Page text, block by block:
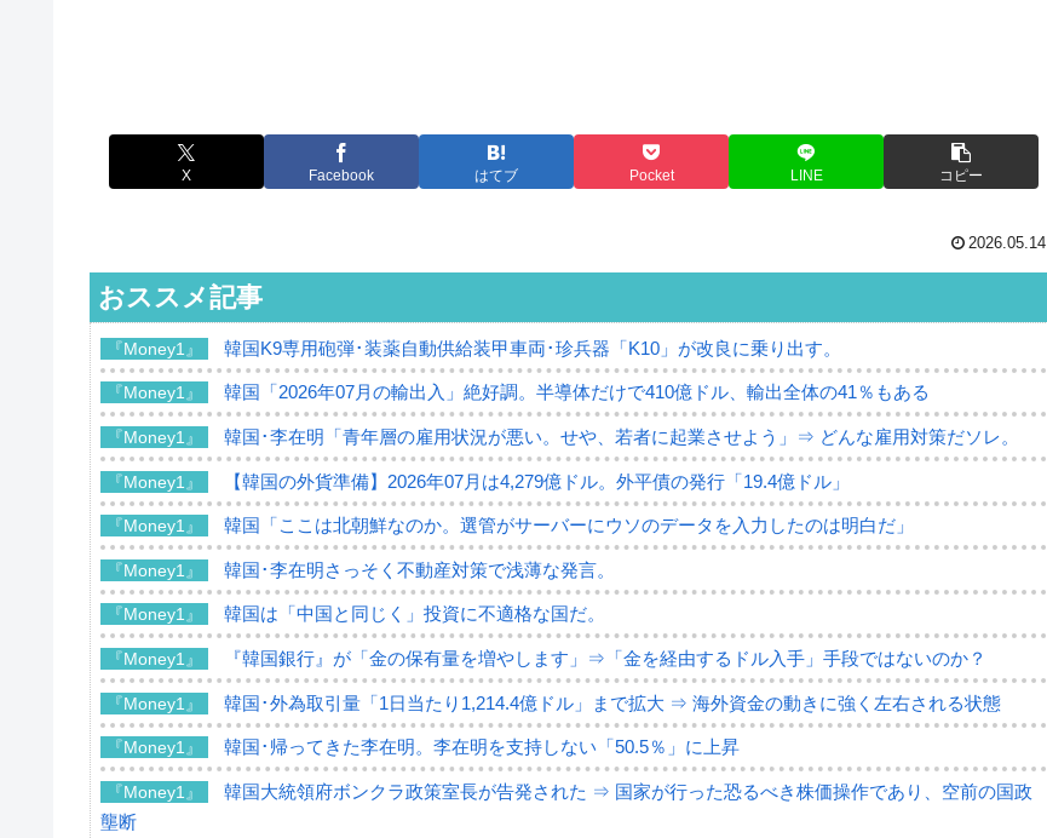
X Facebook はてブ Pocket LINE コピー
2026.05.14
おススメ記事
『Money1』 韓国K9専用砲弾･装薬自動供給装甲車両･珍兵器「K10」が改良に乗り出す。
『Money1』 韓国「2026年07月の輸出入」絶好調。半導体だけで410億ドル、輸出全体の41％もある
『Money1』 韓国･李在明「青年層の雇用状況が悪い。せや、若者に起業させよう」⇒ どんな雇用対策だソレ。
『Money1』 【韓国の外貨準備】2026年07月は4,279億ドル。外平債の発行「19.4億ドル」
『Money1』 韓国「ここは北朝鮮なのか。選管がサーバーにウソのデータを入力したのは明白だ」
『Money1』 韓国･李在明さっそく不動産対策で浅薄な発言。
『Money1』 韓国は「中国と同じく」投資に不適格な国だ。
『Money1』 『韓国銀行』が「金の保有量を増やします」⇒「金を経由するドル入手」手段ではないのか？
『Money1』 韓国･外為取引量「1日当たり1,214.4億ドル」まで拡大 ⇒ 海外資金の動きに強く左右される状態
『Money1』 韓国･帰ってきた李在明。李在明を支持しない「50.5％」に上昇
『Money1』
韓国大統領府ボンクラ政策室長が告発された ⇒ 国家が行った恐るべき株価操作であり、空前の国政
壟断